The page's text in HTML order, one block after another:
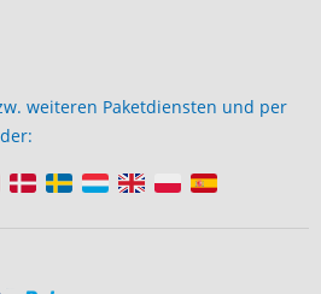
weiteren Paketdiensten und per